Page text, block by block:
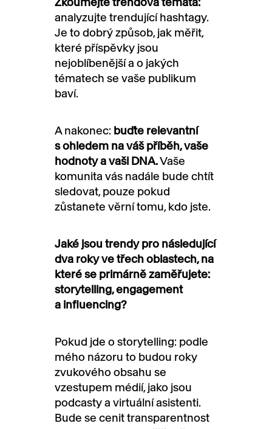
analyzujte trendující hashtagy.
Je to dobrý způsob, jak měřit,
které příspěvky jsou
nejoblíbenější a o jakých
tématech se vaše publikum
baví.
A nakonec: buďte relevantní
s ohledem na váš příběh, vaše
hodnoty a vaši DNA.Vaše
komunita vás nadále bude chtít
sledovat, pouze pokud
zůstanete věrní tomu, kdo jste.
Jaké jsou trendy pro následující
dva roky ve třech oblastech, na
které se primárně zaměřujete:
storytelling, engagement
a influencing?
Pokud jde o storytelling: podle
mého názoru to budou roky
zvukového obsahu se
vzestupem médií, jako jsou
podcasty a virtuální asistenti.
Bude se cenit transparentnost